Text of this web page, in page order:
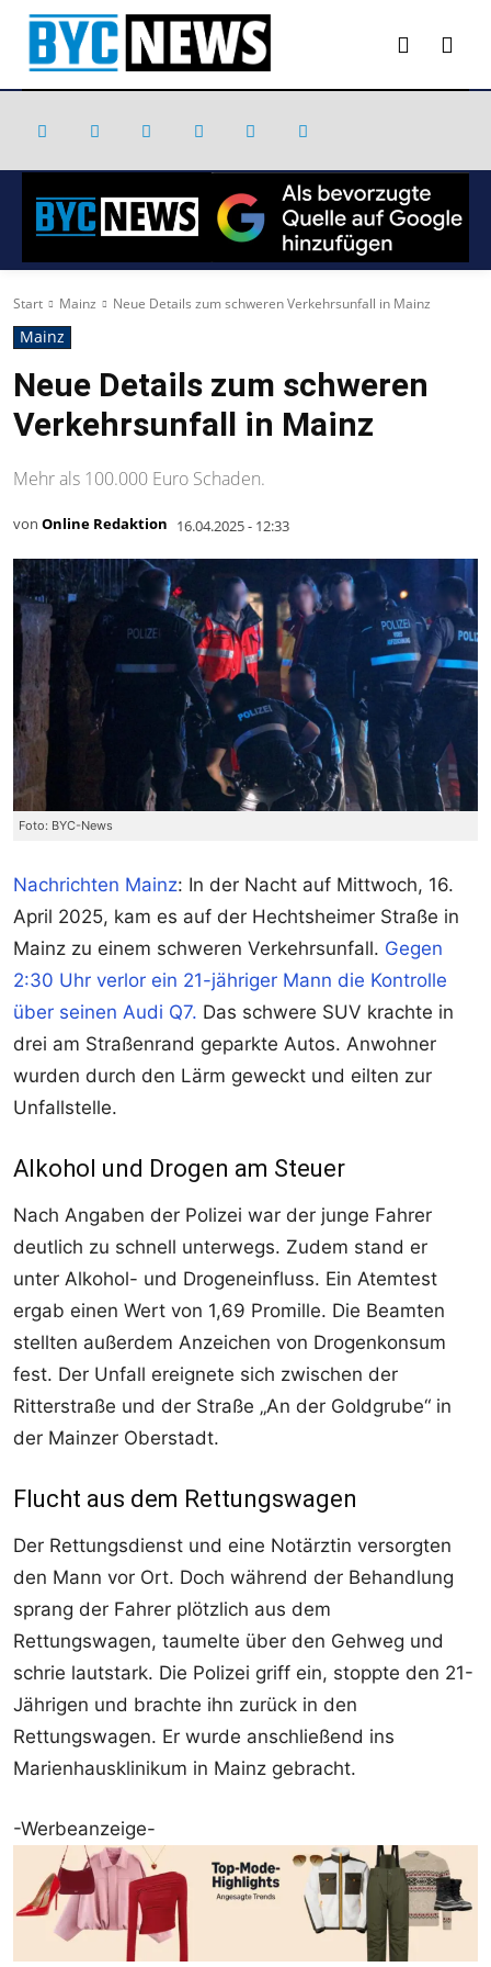
Start Mainz Neue Details zum schweren Verkehrsunfall in Mainz
Mainz
Neue Details zum schweren
Verkehrsunfall in Mainz
Mehr als 100.000 Euro Schaden.
von Online Redaktion 16.04.2025 - 12:33
Foto: BYC-News
Nachrichten Mainz: In der Nacht auf Mittwoch, 16.
April 2025, kam es auf der Hechtsheimer Straße in
Mainz zu einem schweren Verkehrsunfall. Gegen
2:30 Uhr verlor ein 21-jähriger Mann die Kontrolle
über seinen Audi Q7. Das schwere SUV krachte in
drei am Straßenrand geparkte Autos. Anwohner
wurden durch den Lärm geweckt und eilten zur
Unfallstelle.
Alkohol und Drogen am Steuer
Nach Angaben der Polizei war der junge Fahrer
deutlich zu schnell unterwegs. Zudem stand er
unter Alkohol- und Drogeneinfluss. Ein Atemtest
ergab einen Wert von 1,69 Promille. Die Beamten
stellten außerdem Anzeichen von Drogenkonsum
fest. Der Unfall ereignete sich zwischen der
Ritterstraße und der Straße „An der Goldgrube“ in
der Mainzer Oberstadt.
Flucht aus dem Rettungswagen
Der Rettungsdienst und eine Notärztin versorgten
den Mann vor Ort. Doch während der Behandlung
sprang der Fahrer plötzlich aus dem
Rettungswagen, taumelte über den Gehweg und
schrie lautstark. Die Polizei griff ein, stoppte den 21-
Jährigen und brachte ihn zurück in den
Rettungswagen. Er wurde anschließend ins
Marienhausklinikum in Mainz gebracht.
-Werbeanzeige-